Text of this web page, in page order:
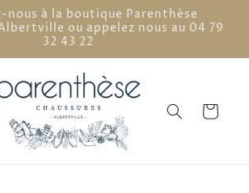
nous à la boutique Parenthèse
ou appelez nous au 04 79
32 43 22
Panier